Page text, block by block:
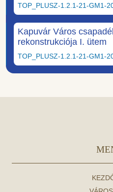
TOP_PLUSZ-1.2.1-21-GM1-
Kapuvár Város
rekonstrukciója I. ütem
TOP_PLUSZ-1.2.1-21-GM1-